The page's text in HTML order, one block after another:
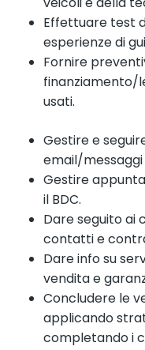
Effettuare test
esperienze di
Fornire
finanziamento/
usati.
Gestire e
email/messaggi
Gestire
il BDC.
Dare seguito ai
contatti e
Dare info su
vendita e
Concludere le
applicando
completando i